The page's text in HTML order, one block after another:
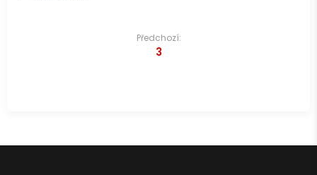
Předchozí:
3